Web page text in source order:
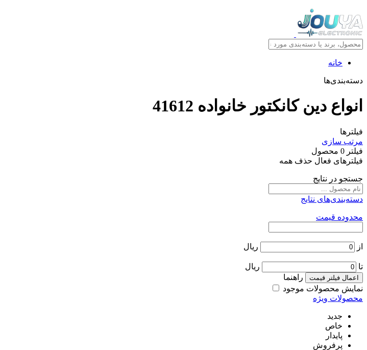
خانه
دسته‌بندی‌ها
انواع دين کانکتور خانواده 41612
فیلترها
مرتب سازی
فیلتر 0 محصول
فیلترهای فعال حذف همه
جستجو در نتایج
دسته‌بندی‌های نتایج
محدوده قیمت
از ریال
تا ریال
اعمال فیلتر قیمت
راهنما
نمایش محصولات موجود
محصولات ویژه
جدید
خاص
پایدار
پرفروش